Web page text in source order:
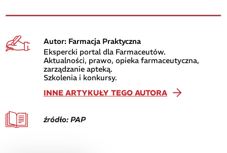
Autor: Farmacja Praktyczna
Ekspercki portal dla Farmaceutów.
Aktualności, prawo, opieka farmaceutyczna,
zarządzanie apteką.
Szkolenia i konkursy.
INNE ARTYKUŁY TEGO AUTORA
źródło: PAP